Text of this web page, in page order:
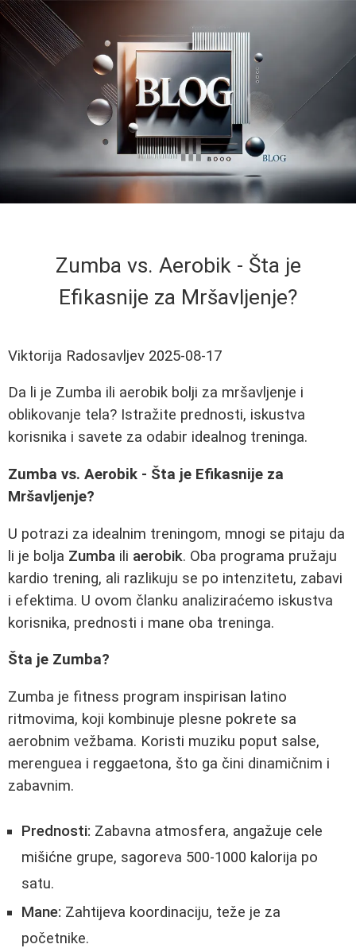
Zumba vs. Aerobik - Šta je
Efikasnije za Mršavljenje?
Viktorija Radosavljev 2025-08-17
Da li je Zumba ili aerobik bolji za mršavljenje i
oblikovanje tela? Istražite prednosti, iskustva
korisnika i savete za odabir idealnog treninga.
Zumba vs. Aerobik - Šta je Efikasnije za
Mršavljenje?
U potrazi za idealnim treningom, mnogi se pitaju da
li je bolja Zumba ili aerobik. Oba programa pružaju
kardio trening, ali razlikuju se po intenzitetu, zabavi
i efektima. U ovom članku analiziraćemo iskustva
korisnika, prednosti i mane oba treninga.
Šta je Zumba?
Zumba je fitness program inspirisan latino
ritmovima, koji kombinuje plesne pokrete sa
aerobnim vežbama. Koristi muziku poput salse,
merenguea i reggaetona, što ga čini dinamičnim i
zabavnim.
Prednosti: Zabavna atmosfera, angažuje cele
mišićne grupe, sagoreva 500-1000 kalorija po
satu.
Mane: Zahtijeva koordinaciju, teže je za
početnike.